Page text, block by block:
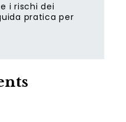
i rischi dei
pratica per